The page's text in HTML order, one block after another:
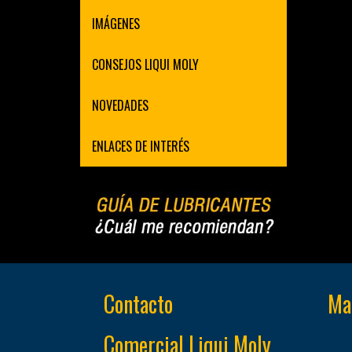
IMÁGENES
CONSEJOS LIQUI MOLY
NOVEDADES
ENLACES DE INTERÉS
Contacto
Comercial Liqui Moly